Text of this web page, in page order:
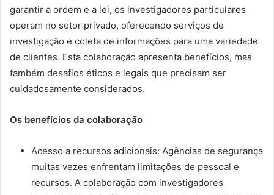
garantir a ordem e a lei, os investigadores particulares
operam no setor privado, oferecendo serviços de
investigação e coleta de informações para uma variedade
de clientes. Esta colaboração apresenta benefícios, mas
também desafios éticos e legais que precisam ser
cuidadosamente considerados.
Os benefícios da colaboração
Acesso a recursos adicionais: Agências de segurança
muitas vezes enfrentam limitações de pessoal e
recursos. A colaboração com investigadores